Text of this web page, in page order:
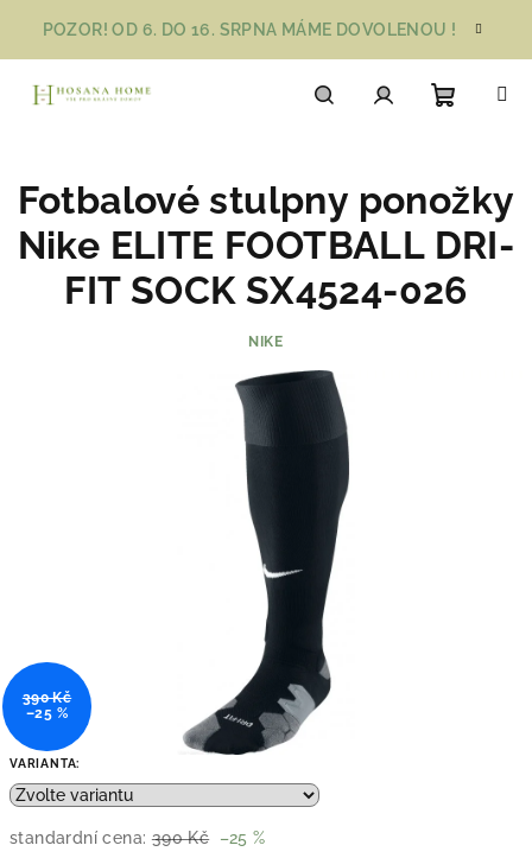
obsah
POZOR! OD 6. DO 16. SRPNA MÁME DOVOLENOU !
košík
VARIANTA:
standardní cena: 390 Kč –25 %
Fotbalové stulpny ponožky
Nike ELITE FOOTBALL DRI-
FIT SOCK SX4524-026
NIKE
390 Kč
–25 %